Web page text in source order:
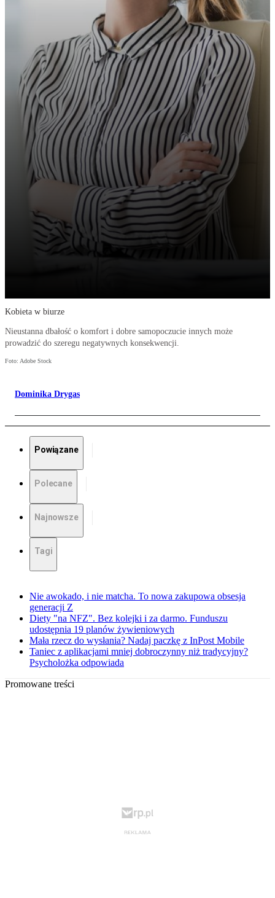
Kobieta w biurze
Nieustanna dbałość o komfort i dobre samopoczucie innych może
prowadzić do szeregu negatywnych konsekwencji.
Foto: Adobe Stock
Dominika Drygas
Powiązane
Polecane
Najnowsze
Tagi
Nie awokado, i nie matcha. To nowa zakupowa obsesja
generacji Z
Diety "na NFZ". Bez kolejki i za darmo. Funduszu
udostępnia 19 planów żywieniowych
Mała rzecz do wysłania? Nadaj paczkę z InPost Mobile
Taniec z aplikacjami mniej dobroczynny niż tradycyjny?
Psycholożka odpowiada
Promowane treści